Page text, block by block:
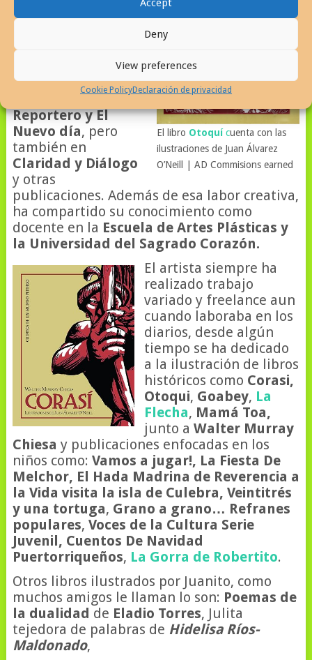
Deny
View preferences
Cookie PolicyDeclaración de privacidad
El libro Otoquícuenta con las
ilustraciones de Juan Álvarez
O’Neill | AD Commisions earned
de comunicación por
como he comentado
publicaron en los
periódicosEl
Reportero y El
Nuevo día, pero
también en
Claridad y Diálogo
y otras
publicaciones. Además de esa labor creativa,
ha compartido su conocimiento como
docente en la Escuela de Artes Plásticas y
la Universidad del Sagrado Corazón.
El artista siempre ha
realizado trabajo
variado y freelance aun
cuando laboraba en los
diarios, desde algún
tiempo se ha dedicado
a la ilustración de libros
históricos como Corasi,
Otoqui, Goabey, La
Flecha, Mamá Toa,
junto a Walter Murray
Chiesa y publicaciones enfocadas en los
niños como: Vamos a jugar!, La Fiesta De
Melchor, El Hada Madrina de Reverencia a
la Vida visita la isla de Culebra, Veintitrés
y una tortuga, Grano a grano… Refranes
populares, Voces de la Cultura Serie
Juvenil, Cuentos De Navidad
Puertorriqueños, La Gorra de Robertito.
Otros libros ilustrados por Juanito, como
muchos amigos le llaman lo son: Poemas de
la dualidad de Eladio Torres, Julita
tejedora de palabras de Hidelisa Ríos-
Maldonado,